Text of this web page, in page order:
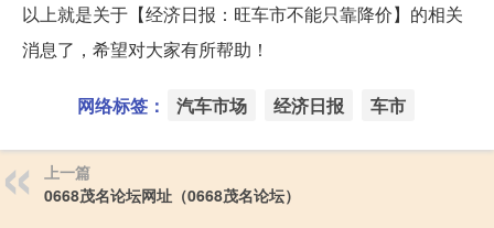
以上就是关于【经济日报：旺车市不能只靠降价】的相关
消息了，希望对大家有所帮助！
网络标签： 汽车市场 经济日报 车市
上一篇
0668茂名论坛网址（0668茂名论坛）